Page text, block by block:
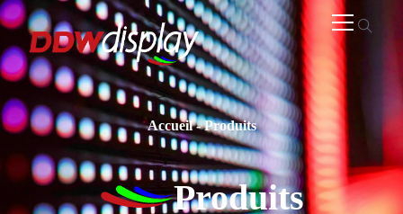
Accueil-Produits
Produits